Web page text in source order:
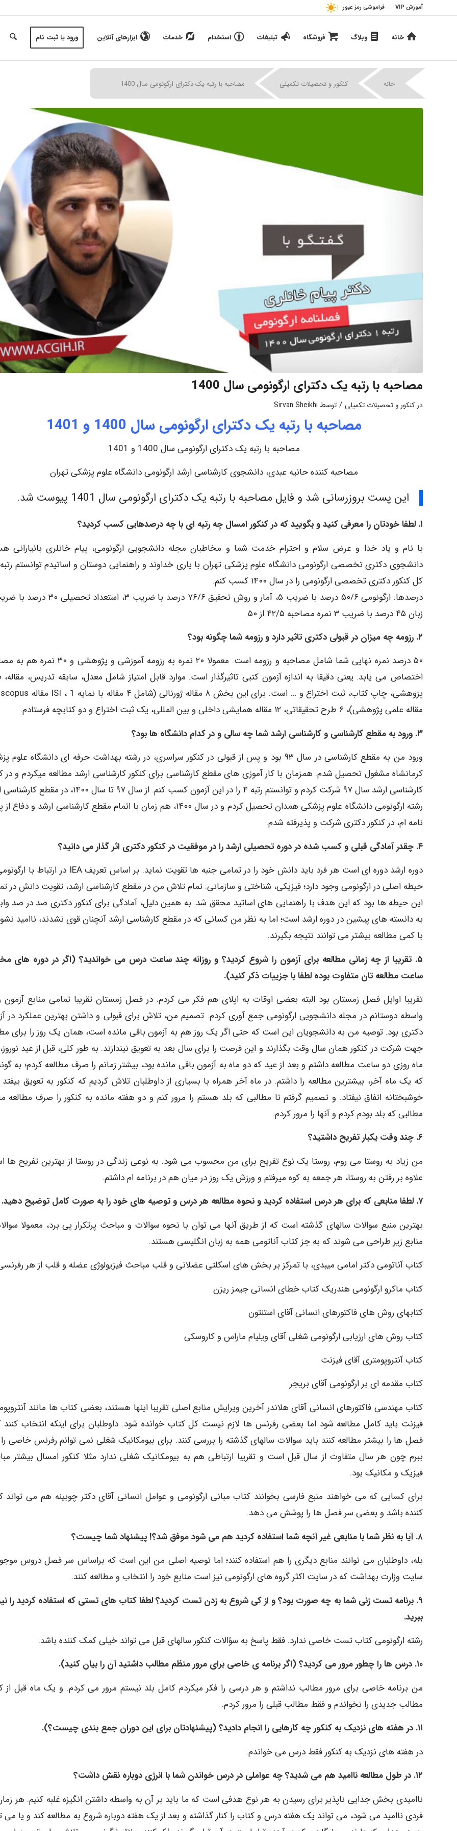
آموزش VIP فراموشی رمز عبور
خانه وبلاگ فروشگاه تبلیغات استخدام خدمات ابزارهای آنلاین ورود یا ثبت نام
خانه کنکور و تحصیلات تکمیلی | مصاحبه با رتبه یک دکترای ارگونومی سال 1400
مصاحبه با رتبه یک دکترای ارگونومی سال 1400
درکنکور و تحصیلات تکمیلی / توسط Sirvan Sheikhi
مصاحبه با رتبه یک دکترای ارگونومی سال 1400 و 1401
مصاحبه با رتبه یک دکترای ارگونومی سال 1400 و 1401
مصاحبه کننده حانیه عبدی، دانشجوی کارشناسی ارشد ارگونومی دانشگاه علوم پزشکی تهران
این پست بروزرسانی شد و فایل مصاحبه با رتبه یک دکترای ارگونومی سال 1401 پیوست شد.
۱. لطفا خودتان را معرفی کنید و بگویید که در کنکور امسال چه رتبه ای با چه درصدهایی کسب کردید؟
با نام و یاد خدا و عرض سلام و احترام خدمت شما و مخاطبان مجله دانشجویی ارگونومی، پیام خانلری بانیارانی
دانشجوی دکتری تخصصی ارگونومی دانشگاه علوم پزشکی تهران با یاری خداوند و راهنمایی دوستان و اساتیدم توانستم
کل کنکور دکتری تخصصی ارگونومی را در سال ۱۴۰۰ کسب کنم.
زبان ۴۵ درصد با ضریب ۳ نمره مصاحبه ۴۲/۵ از ۵۰
۲. رزومه چه میزان در قبولی دکتری تاثیر دارد و رزومه شما چگونه بود؟
۵۰ درصد نمره نهایی شما شامل مصاحبه و رزومه است. معمولا ۲۰ نمره به رزومه آموزشی و
اختصاص می یابد. یعنی دقیقا به اندازه آزمون کتبی تاثیرگذار است. موارد قابل امتیاز شامل معدل، سابقه تدریس،
مقاله علمی پژوهشی)، ۶ طرح تحقیقاتی، ۱۲ مقاله همایشی داخلی و بین المللی، یک ثبت اختراع و دو کتابچه فرستادم.
٣. ورود به مقطع کارشناسی و کارشناسی ارشد شما چه سالی و در کدام دانشگاه ها بود؟
ورود من به مقطع کارشناسی در سال ۹۳ بود و پس از قبولی در کنکور سراسری، در رشته بهداشت حرفه ای دانشگاه
کرمانشاه مشغول تحصیل شدم. همزمان با کار آموزی های مقطع کارشناسی برای کنکور کارشناسی ارشد مطالعه میکردم و در
کارشناسی ارشد سال ۹۷ شرکت کردم و توانستم رتبه ۴ را در این آزمون کسب کنم. از سال ۹۷ تا سال ۱۴۰۰،
رشته ارگونومی دانشگاه علوم پزشکی همدان تحصیل کردم و در سال ۱۴۰۰، هم زمان با اتمام مقطع کارشناسی ارشد و
نامه ام، در کنکور دکتری شرکت و پذیرفته شدم.
۴. چقدر آمادگی قبلی و کسب شده در دوره تحصیلی ارشد را در موفقیت در کنکور دکتری اثر گذار می دانید؟
حیطه اصلی در ارگونومی وجود دارد؛ فیزیکی، شناختی و سازمانی. تمام تلاش من در مقطع کارشناسی ارشد، تقویت دانش در
این حیطه ها بود که این هدف با راهنمایی های اساتید محقق شد. به همین دلیل، آمادگی برای کنکور دکتری صد در صد
به دانسته های پیشین در دوره ارشد است؛ اما به نظر من کسانی که در مقطع کارشناسی ارشد آنچنان قوی نشدند، ناامید
با کمی مطالعه بیشتر می توانند نتیجه بگیرند.
۵. تقریبا از چه زمانی مطالعه برای آزمون را شروع کردید؟ و روزانه چند ساعت درس می خواندید؟ (اگر در دوره های
ساعت مطالعه تان متفاوت بوده لطفا با جزییات ذکر کنید).
تقریبا اوایل فصل زمستان بود البته بعضی اوقات به اپلای هم فکر می کردم. در فصل زمستان تقریبا تمامی منابع آزمون
واسطه دوستانم در مجله دانشجویی ارگونومی جمع آوری کردم. تصمیم من، تلاش برای قبولی و داشتن بهترین عملکرد در
دکتری بود. توصیه من به دانشجویان این است که حتی اگر یک روز هم به آزمون باقی مانده است، همان یک روز را برای
جهت شرکت در کنکور همان سال وقت بگذارند و این فرصت را برای سال بعد به تعویق نیندازند. به طور کلی، قبل از عید
ماه روزی دو ساعت مطالعه داشتم و بعد از عید که دو ماه به آزمون باقی مانده بود، بیشتر زمانم را صرف مطالعه کردم؛ به
که یک ماه آخر، بیشترین مطالعه را داشتم. در ماه آخر همراه با بسیاری از داوطلبان تلاش کردیم که کنکور به تعویق بیفتد
خوشبختانه اتفاق نیفتاد. و تصمیم گرفتم تا مطالبی که بلد هستم را مرور کنم و دو هفته مانده به کنکور را صرف مطالعه
مطالبی که بلد بودم کردم و آنها را مرور کردم.
۶. چند وقت یکبار تفریح داشتید؟
من زیاد به روستا می روم، روستا یک نوع تفریح برای من محسوب می شود. به نوعی زندگی در روستا از بهترین تفریح ها
علاوه بر رفتن به روستا، هر جمعه به کوه میرفتم و ورزش یک روز در میان هم در برنامه ام داشتم.
۷. لطفا منابعی که برای هر درس استفاده کردید و نحوه مطالعه هر درس و توصیه های خود را به صورت کامل توضیح دهید.
بهترین منبع سوالات سالهای گذشته است که از طریق آنها می توان با نحوه سوالات و مباحث پرتکرار پی برد، معمولا
منابع زیر طراحی می شوند که به جز کتاب آناتومی همه به زبان انگلیسی هستند.
کتاب آناتومی دکتر امامی میبدی، با تمرکز بر بخش های اسکلتی عضلانی و قلب مباحث فیزیولوژی عضله و قلب از هر
کتاب ماکرو ارگونومی هندریک کتاب خطای انسانی جیمز ریزن
کتابهای روش های فاکتورهای انسانی آقای استنتون
کتاب روش های ارزیابی ارگونومی شغلی آقای ویلیام ماراس و کاروسکی
کتاب آنتروپومتری آقای فیزنت
کتاب مقدمه ای بر ارگونومی آقای بریجر
کتاب مهندسی فاکتورهای انسانی آقای هلاندر آخرین ویرایش منابع اصلی تقریبا اینها هستند، بعضی کتاب ها مانند
فیزنت باید کامل مطالعه شود اما بعضی رفرنس ها لازم نیست کل کتاب خوانده شود. داوطلبان برای اینکه انتخاب کنند
فصل ها را بیشتر مطالعه کنند باید سوالات سالهای گذشته را بررسی کنند. برای بیومکانیک شغلی نمی توانم رفرنس خاصی
ببرم چون هر سال متفاوت از سال قبل است و تقریبا ارتباطی هم به بیومکانیک شغلی ندارد مثلا کنکور امسال بیشتر
فیزیک و مکانیک بود.
برای کسایی که می خواهند منبع فارسی بخوانند کتاب مبانی ارگونومی و عوامل انسانی آقای دکتر چوبینه هم می
کننده باشد و بعضی سر فصل ها را پوشش می دهد.
۸. آیا به نظر شما با منابعی غیر آنچه شما استفاده کردید هم می شود موفق شد؟! پیشنهاد شما چیست؟
بله، داوطلبان می توانند منابع دیگری را هم استفاده کنند؛ اما توصیه اصلی من این است که براساس سر فصل دروس
سایت وزارت بهداشت که در سایت اکثر گروه های ارگونومی نیز است منابع خود را انتخاب و مطالعه کنند.
۹. برنامه تست زنی شما به چه صورت بود؟ و از کی شروع به زدن تست کردید؟ لطفا کتاب های تستی که استفاده کردید را
ببرید.
رشته ارگونومی کتاب تست خاصی ندارد. فقط پاسخ به سؤالات کنکور سالهای قبل می تواند خیلی کمک کننده باشد.
۱۰. درس ها را چطور مرور می کردید؟ (اگر برنامه ی خاصی برای مرور منظم مطالب داشتید آن را بیان کنید).
من برنامه خاصی برای مرور مطالب نداشتم و هر درسی را فکر میکردم کامل بلد نیستم مرور می کردم. و یک ماه قبل از
مطالب جدیدی را نخواندم و فقط مطالب قبلی را مرور کردم.
۱۱. در هفته های نزدیک به کنکور چه کارهایی را انجام دادید؟ (پیشنهادتان برای این دوران جمع بندی چیست؟).
در هفته های نزدیک به کنکور فقط درس می خواندم.
۱۲. در طول مطالعه ناامید هم می شدید؟ چه عواملی در درس خواندن شما با انرژی دوباره نقش داشت؟
ناامیدی بخش جدایی ناپذیر برای رسیدن به هر نوع هدفی است که ما باید بر آن به واسطه داشتن انگیزه غلبه کنیم. هر
فردی ناامید می شود، می تواند یک هفته درس و کتاب را کنار گذاشته و بعد از یک هفته دوباره شروع به مطالعه کند و یا می